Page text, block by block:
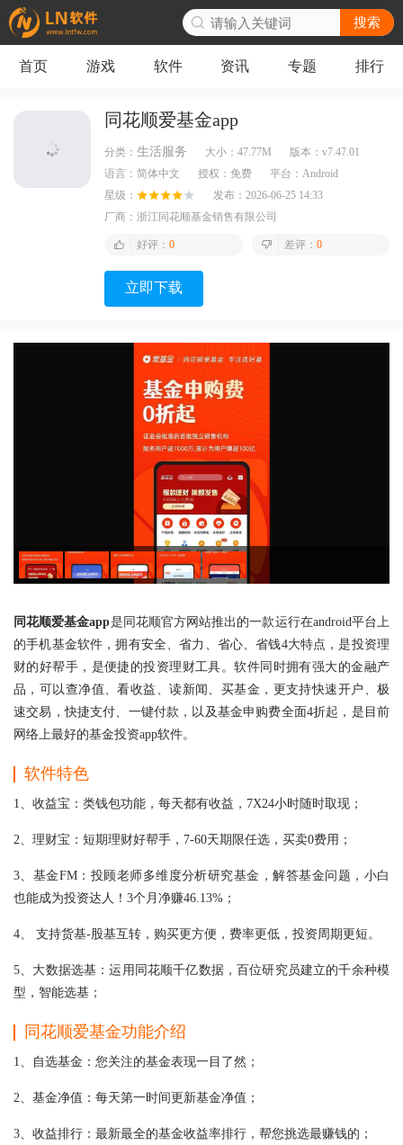
搜索
首页 游戏 软件 资讯 专题 排行
同花顺爱基金app
分类： 生活服务 大小： 47.77M 版本： v7.47.01
语言： 简体中文 授权： 免费 平台： Android
星级：
发布： 2026-06-25 14:33
厂商： 浙江同花顺基金销售有限公司
好评： 0 差评： 0
立即下载
同花顺爱基金app是同花顺官方网站推出的一款运行在android平台上
的手机基金软件，拥有安全、省力、省心、省钱4大特点，是投资理
财的好帮手，是便捷的投资理财工具。软件同时拥有强大的金融产
品，可以查净值、看收益、读新闻、买基金，更支持快速开户、极
速交易，快捷支付、一键付款，以及基金申购费全面4折起，是目前
网络上最好的基金投资app软件。
软件特色
1、收益宝：类钱包功能，每天都有收益，7X24小时随时取现；
2、理财宝：短期理财好帮手，7-60天期限任选，买卖0费用；
3、基金FM：投顾老师多维度分析研究基金，解答基金问题，小白
也能成为投资达人！3个月净赚46.13%；
4、 支持货基-股基互转，购买更方便，费率更低，投资周期更短。
5、大数据选基：运用同花顺千亿数据，百位研究员建立的千余种模
型，智能选基；
同花顺爱基金功能介绍
1、自选基金：您关注的基金表现一目了然；
2、基金净值：每天第一时间更新基金净值；
3、收益排行：最新最全的基金收益率排行，帮您挑选最赚钱的；